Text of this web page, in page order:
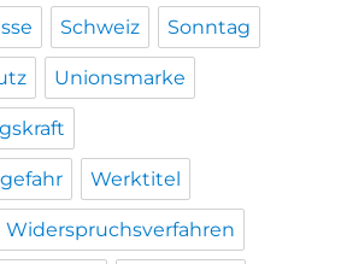
Schweiz Sonntag
Unionsmarke
Werktitel
Widerspruchsverfahren